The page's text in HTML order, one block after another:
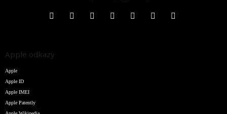
Apple odkazy
Apple
Apple ID
Apple IMEI
Apple Patently